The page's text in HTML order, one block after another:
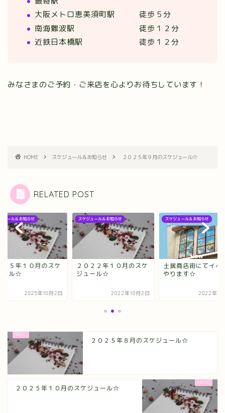
大阪メトロ恵美須町駅 徒歩５分
南海難波駅 徒歩１２分
近鉄日本橋駅 徒歩１２分
みなさまのご予約・ご来店を心よりお待ちしています！
HOME スケジュール＆お知らせ ２０２５年９月のスケジュール☆
RELATED POST
ュール＆お知らせ
２５年１０月のスケ
ール☆
2025年10月2日
スケジュール＆お知らせ
２０２２年１０月のスケ
ジュール☆
2022年10月2日
スケジュール＆お知らせ
土居商店街にてイベ
やります☆
2022年9
２０２５年８月のスケジュール☆
２０２５年１０月のスケジュール☆